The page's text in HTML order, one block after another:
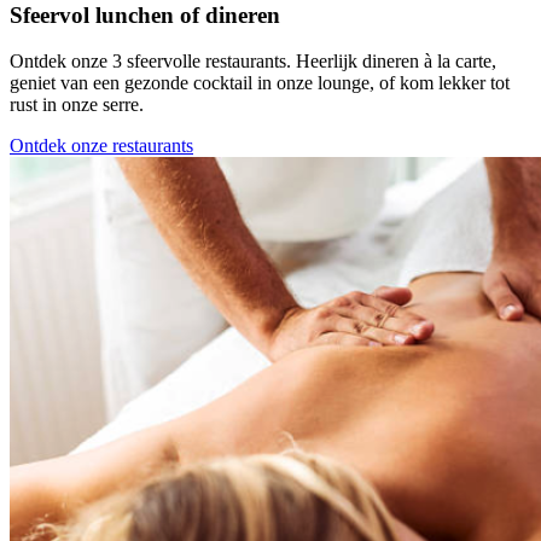
Sfeervol lunchen of dineren
Ontdek onze 3 sfeervolle restaurants. Heerlijk dineren à la carte,
geniet van een gezonde cocktail in onze lounge, of kom lekker tot
rust in onze serre.
Ontdek onze restaurants